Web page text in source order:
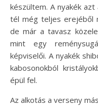
készültem. A nyakék
tél még teljes erejéből
de már a tavasz
mint egy
képviselői. A nyakék
kabosonokból
épül fel.
Az alkotás a verseny